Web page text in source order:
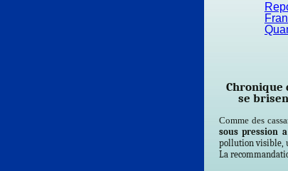
Chronique
se
Comme des
sous pression
pollution visible,
La